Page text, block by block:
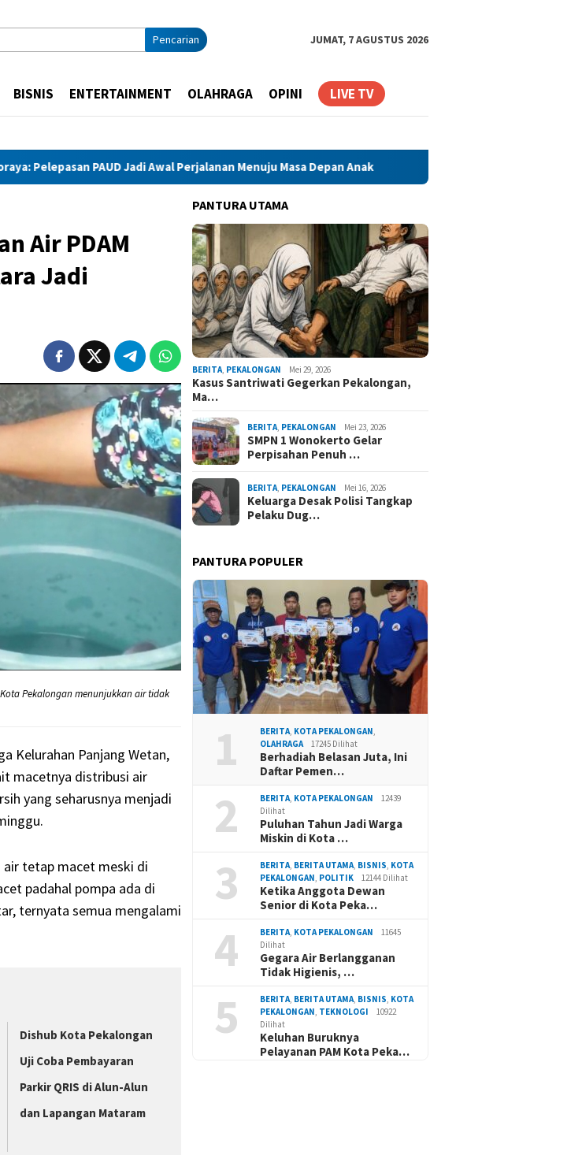
Pencarian JUMAT, 7 AGUSTUS 2026
BISNIS ENTERTAINMENT OLAHRAGA OPINI LIVE TV
Jadi Awal Perjalanan Menuju Masa Depan Anak Stok Darah Golongan A dan AB di PMI Kota
Air PDAM
Jadi
Pekalongan menunjukkan air tidak
Kelurahan Panjang Wetan,
macetnya distribusi air
yang seharusnya menjadi
air tetap macet meski di
padahal pompa ada di
ternyata semua mengalami
Dishub Kota Pekalongan
Uji Coba Pembayaran
Parkir QRIS di Alun-Alun
dan Lapangan Mataram
PANTURA UTAMA
BERITA PEKALONGAN Mei 29, 2026
Kasus Santriwati Gegerkan Pekalongan,
Ma…
BERITA PEKALONGAN Mei 23, 2026
SMPN 1 Wonokerto Gelar
Perpisahan Penuh …
BERITA PEKALONGAN Mei 16, 2026
Keluarga Desak Polisi Tangkap
Pelaku Dug…
PANTURA POPULER
1 BERITA KOTA PEKALONGAN
OLAHRAGA
17245 Dilihat
Berhadiah Belasan Juta, Ini
Daftar Pemen…
2 BERITA KOTA PEKALONGAN
12439
Dilihat
Puluhan Tahun Jadi Warga
Miskin di Kota …
3 BERITA BERITA UTAMA BISNIS KOTA
PEKALONGAN POLITIK 12144 Dilihat
Ketika Anggota Dewan
Senior di Kota Peka…
4 BERITA KOTA PEKALONGAN
11645
Dilihat
Gegara Air Berlangganan
Tidak Higienis, …
5 BERITA BERITA UTAMA BISNIS KOTA
PEKALONGAN TEKNOLOGI
10922
Dilihat
Keluhan Buruknya
Pelayanan PAM Kota Peka…